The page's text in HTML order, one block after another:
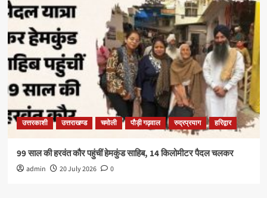
उत्तरकाशी उत्तराखण्ड चमोली पौड़ी गढ़वाल रुद्रप्रयाग हरिद्वार
99 साल की हरवंत कौर पहुंचीं हेमकुंड साहिब, 14 किलोमीटर पैदल चलकर
admin 20 July 2026 0